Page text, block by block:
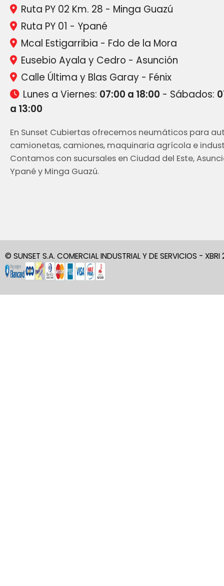
Ruta PY 02 Km. 28 - Minga Guazú
Ruta PY 01 - Ypané
Mcal Estigarribia - Fdo de la Mora
Eusebio Ayala y Cedro - Asunción
Calle Última y Blas Garay - Fénix
Lunes a Viernes: 07:00 a 18:00 - Sábados:
a 13:00
En Sunset Cubiertas ofrecemos neumáticos para
camionetas, camiones, maquinaria agrícola e
Contamos con sucursales en Ciudad del Este,
Ypané y Minga Guazú.
© SUNSET S.A. COMERCIAL INDUSTRIAL Y DE SERVICIOS -